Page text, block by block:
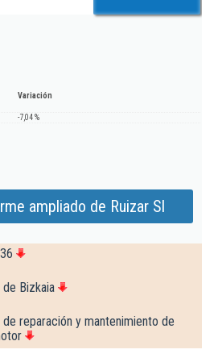
Variación
-7,04 %
ampliado de Ruizar Sl
Bizkaia
de reparación y mantenimiento de